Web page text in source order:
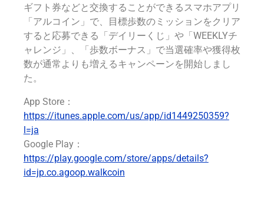
ギフト券などと交換することができるスマホアプリ
「アルコイン」で、目標歩数のミッションをクリア
すると応募できる「デイリーくじ」や「WEEKLYチ
ャレンジ」、「歩数ボーナス」で当選確率や獲得枚
数が通常よりも増えるキャンペーンを開始しまし
た。
App Store：
https://itunes.apple.com/us/app/id1449250359?
l=ja
Google Play：
https://play.google.com/store/apps/details?
id=jp.co.agoop.walkcoin